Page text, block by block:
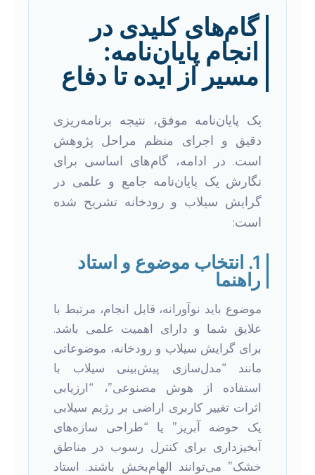
گام‌های کلیدی در
انجام پایان‌نامه:
مسیر از ایده تا دفاع
یک پایان‌نامه موفق، نتیجه برنامه‌ریزی
دقیق و اجرای منظم مراحل پژوهش
است. در ادامه، گام‌های اساسی برای
نگارش یک پایان‌نامه جامع و علمی در
گرایش سیلاب و رودخانه تشریح شده
است:
1. انتخاب موضوع و استاد
راهنما
موضوع باید نوآورانه، قابل انجام، مرتبط با
علایق شما و دارای اهمیت علمی باشد.
برای گرایش سیلاب و رودخانه، موضوعاتی
مانند “مدل‌سازی پیش‌بینی سیلاب با
استفاده از هوش مصنوعی”، “ارزیابی
اثرات تغییر کاربری اراضی بر رژیم سیلابی
یک حوضه آبریز” یا “طراحی سازه‌های
آبخیزداری برای کنترل رسوب در مناطق
خشک” می‌توانند الهام‌بخش باشند. استاد